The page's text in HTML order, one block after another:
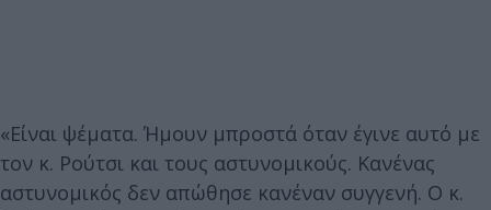
«Είναι ψέματα. Ήμουν μπροστά όταν έγινε αυτό με
τον κ. Ρούτσι και τους αστυνομικούς. Κανένας
αστυνομικός δεν απώθησε κανέναν συγγενή. Ο κ.